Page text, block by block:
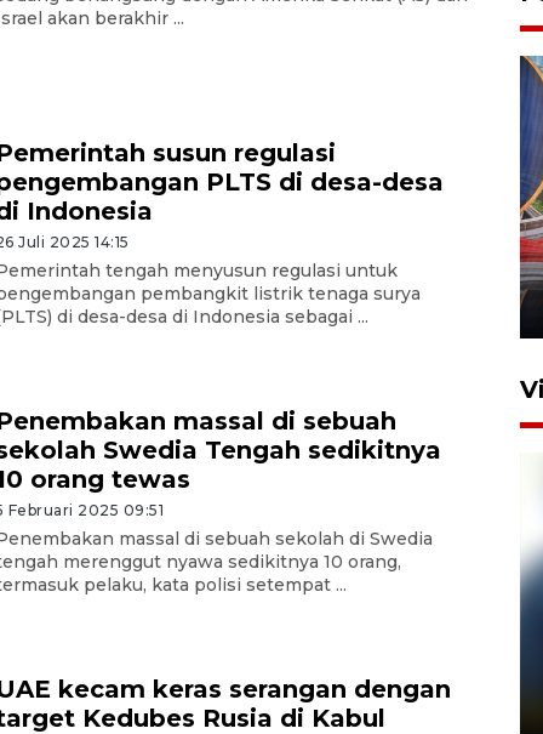
akan berakhir ...
susun regulasi
PLTS di desa-desa
Indonesia
Juli 2025 14:15
tengah menyusun regulasi untuk
pembangkit listrik tenaga surya
di desa-desa di Indonesia sebagai ...
massal di sebuah
Swedia Tengah sedikitnya
orang tewas
Februari 2025 09:51
massal di sebuah sekolah di Swedia
merenggut nyawa sedikitnya 10 orang,
pelaku, kata polisi setempat ...
kecam keras serangan dengan
Kedubes Rusia di Kabul
Komisi V DPR tinjau
perlintasan sebidang di
Stasiun Bogor
12 Juni 2026 18:49
sampai 8 tahan?
1 Juni 2026 05:47